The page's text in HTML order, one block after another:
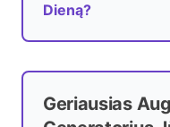
Dieną?
Geriausias